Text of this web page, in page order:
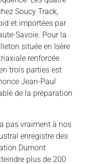
Soucy Track,
et importées par
Savoie. Pour la
située en Isère
renforcée
trois parties est
Jean-Paul
de la préparation
pas vraiment à nos
enregistre des
Dumont
plus de 200